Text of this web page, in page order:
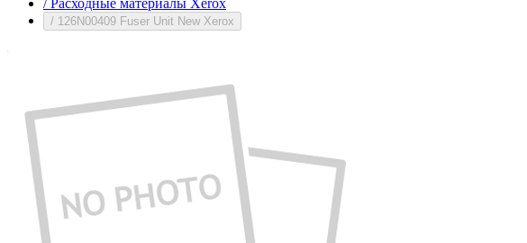
/ Расходные материалы Xerox
/ 126N00409 Fuser Unit New Xerox